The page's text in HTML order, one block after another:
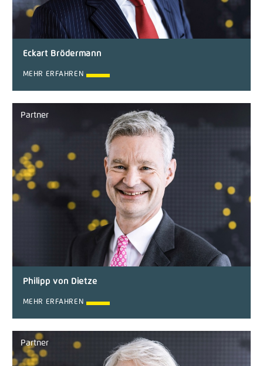
Eckart Brödermann
MEHR ERFAHREN
Partner
Philipp von Dietze
MEHR ERFAHREN
Partner